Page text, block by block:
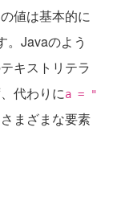
値は基本的に
。Javaのよう
キストリテラ
代わりにa = "
まざまな要素